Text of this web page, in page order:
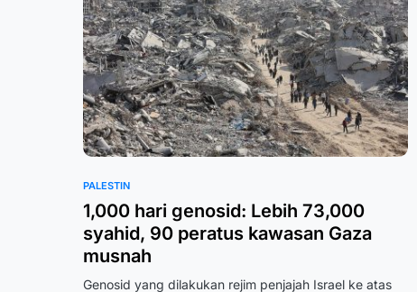
PALESTIN
1,000 hari genosid: Lebih 73,000
syahid, 90 peratus kawasan Gaza
musnah
Genosid yang dilakukan rejim penjajah Israel ke atas